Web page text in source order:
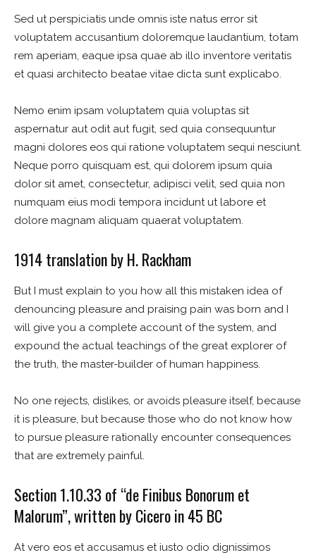
Sed ut perspiciatis unde omnis iste natus error sit
voluptatem accusantium doloremque laudantium, totam
rem aperiam, eaque ipsa quae ab illo inventore veritatis
et quasi architecto beatae vitae dicta sunt explicabo.
Nemo enim ipsam voluptatem quia voluptas sit
aspernatur aut odit aut fugit, sed quia consequuntur
magni dolores eos qui ratione voluptatem sequi nesciunt.
Neque porro quisquam est, qui dolorem ipsum quia
dolor sit amet, consectetur, adipisci velit, sed quia non
numquam eius modi tempora incidunt ut labore et
dolore magnam aliquam quaerat voluptatem.
1914 translation by H. Rackham
But I must explain to you how all this mistaken idea of
denouncing pleasure and praising pain was born and I
will give you a complete account of the system, and
expound the actual teachings of the great explorer of
the truth, the master-builder of human happiness.
No one rejects, dislikes, or avoids pleasure itself, because
it is pleasure, but because those who do not know how
to pursue pleasure rationally encounter consequences
that are extremely painful.
Section 1.10.33 of “de Finibus Bonorum et
Malorum”, written by Cicero in 45 BC
At vero eos et accusamus et iusto odio dignissimos